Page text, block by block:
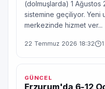
(dolmuşlarda) 1 Ağustos
sistemine geçiliyor. Yeni
merkezinde hizmet ver...
22 Temmuz 2026 18:32
GÜNCEL
Erzurum'da 6-12